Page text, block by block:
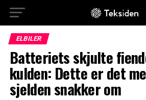
ELBILER
Batteriets skjulte
kulden: Dette er det
sjelden snakker om